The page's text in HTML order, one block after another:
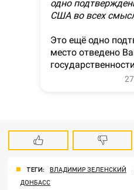
ТЕГИ: ВЛАДИМИР ЗЕЛЕНСКИЙ
ДОНБАСС